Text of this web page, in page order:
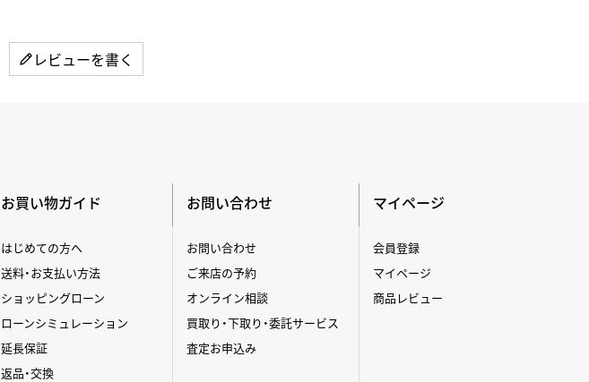
レビューを書く
お買い物ガイド
はじめての方へ
送料・お支払い方法
ショッピングローン
ローンシミュレーション
延長保証
返品・交換
お問い合わせ
お問い合わせ
ご来店の予約
オンライン相談
買取り・下取り・委託サービス
査定お申込み
マイページ
会員登録
マイページ
商品レビュー